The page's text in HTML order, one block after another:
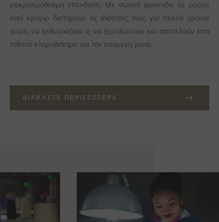
μακροπρόθεσμη επένδυση. Με σωστή φροντίδα τα ρούχα
από κασμίρ διατηρούν τις ιδιότητές τους για πολλά χρόνια
χωρίς να ξεθωριάζουν ή να ξεχειλώνουν και αποτελούν έτσι
πιθανό κληροδότημα για την επόμενη γενιά.
ΔΙΑΒΆΣΤΕ ΠΕΡΙΣΣΌΤΕΡΑ